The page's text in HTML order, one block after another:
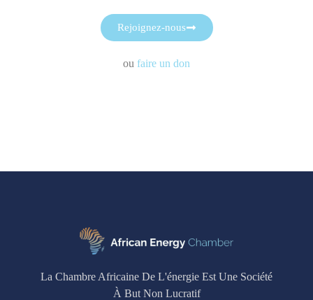
Rejoignez-nous
ou faire un don
La Chambre Africaine De L'énergie Est Une Société
À But Non Lucratif